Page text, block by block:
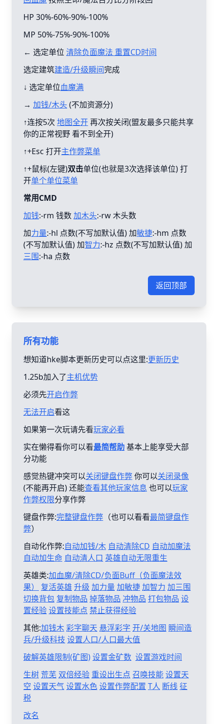
HP 30%-60%-90%-100%
MP 50%-75%-90%-100%
← 选定单位 清除负面魔法 重置CD时间
选定建筑建造/升级瞬间完成
↓ 选定单位血魔满
→ 加钱/木头(不加资源分)
↑连按5次 地图全开再次按关闭(盟友最多只能共享
你的正常视野 看不到全开)
↑+Esc 打开主作弊菜单
↑+鼠标(左键)双击单位(也就是3次选择该单位) 打
开单个单位菜单
常用CMD
加钱:-rm 钱数加木头:-rw 木头数
加力量:-hl 点数(不写加默认值) 加敏捷:-hm 点数
(不写加默认值) 加智力:-hz 点数(不写加默认值) 加
三围:-ha 点数
返回顶部
所有功能
想知道hke脚本更新历史可以点这里:更新历史
1.25b加入了主机优势
必须先开启作弊
无法开启看这
如果第一次玩请先看玩家必看
实在懒得看你可以看最简帮助基本上能享受大部
分功能
感觉热键冲突可以关闭键盘作弊你可以关闭录像
(不能再开启) 还能查看其他玩家信息 也可以玩家
作弊权限分享作弊
键盘作弊:完整键盘作弊 （也可以看看最简键盘作
弊）
自动化作弊:自动加钱/木 自动清除CD 自动加魔法
自动加生命 自动清人口 英雄自动无限重生
英雄类:加血魔/清除CD/负面Buff（负面魔法效
果）
复活英雄 升级 加力量 加敏捷加智力 加三围
切换背包 复制物品 掉落物品 冲物品 打包物品 设
置经验设置技能点 禁止获得经验
其他:加钱木彩字聊天 悬浮彩字 开/关地图 瞬间造
兵/升级科技 设置人口/人口最大值
破解英雄限制(矿图)设置金矿数 设置游戏时间
生树 荒芜 双倍经验 重设出生点 召唤技能设置天
空 设置天气设置水色设置作弊配置 T人 断线征
税
改名